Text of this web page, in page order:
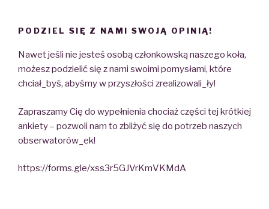
PODZIEL SIĘ Z NAMI SWOJĄ OPINIĄ!
Nawet jeśli nie jesteś osobą członkowską naszego koła,
możesz podzielić się z nami swoimi pomysłami, które
chciał_byś, abyśmy w przyszłości zrealizowali_ły!
Zapraszamy Cię do wypełnienia chociaż części tej krótkiej
ankiety – pozwoli nam to zbliżyć się do potrzeb naszych
obserwatorów_ek!
https://forms.gle/xss3r5GJVrKmVKMdA